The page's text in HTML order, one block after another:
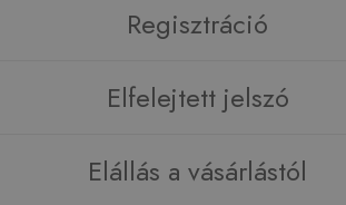
Regisztráció
Elfelejtett jelszó
Elállás a vásárlástól